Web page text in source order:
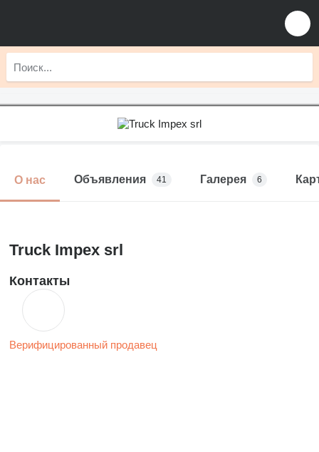
О нас Объявления 41 Галерея 6
Truck Impex srl
Контакты
Верифицированный продавец